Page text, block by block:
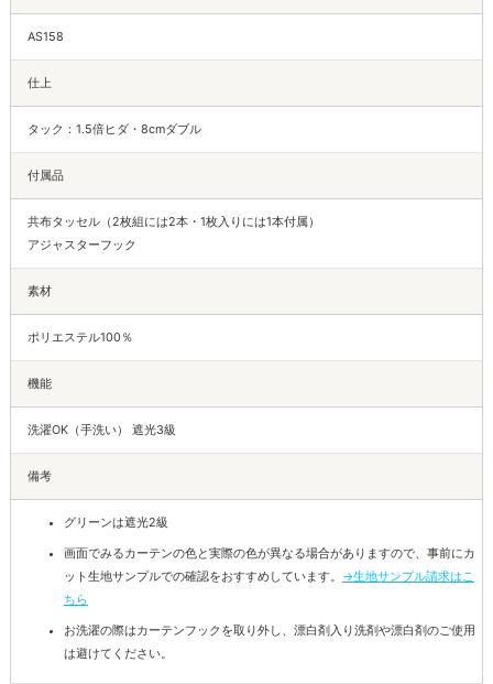
AS158
仕上
タック：1.5倍ヒダ・8cmダブル
付属品
共布タッセル（2枚組には2本・1枚入りには1本付属）
アジャスターフック
素材
ポリエステル100％
機能
洗濯OK（手洗い） 遮光3級
備考
グリーンは遮光2級
画面でみるカーテンの色と実際の色が異なる場合がありますので、事前にカ
ット生地サンプルでの確認をおすすめしています。 →生地サンプル請求はこ
ちら
お洗濯の際はカーテンフックを取り外し、漂白剤入り洗剤や漂白剤のご使用
は避けてください。